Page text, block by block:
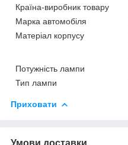
Країна-виробник товару
Марка автомобіля
Матеріал корпусу
Потужність лампи
Тип лампи
Приховати
Умови доставки